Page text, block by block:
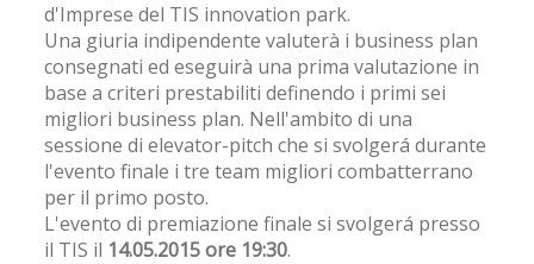
d'Imprese del TIS innovation park.
Una giuria indipendente valuterà i business plan
consegnati ed eseguirà una prima valutazione in
base a criteri prestabiliti definendo i primi sei
migliori business plan. Nell'ambito di una
sessione di elevator-pitch che si svolgerá durante
l'evento finale i tre team migliori combatterrano
per il primo posto.
L'evento di premiazione finale si svolgerá presso
il TIS il 14.05.2015 ore 19:30.